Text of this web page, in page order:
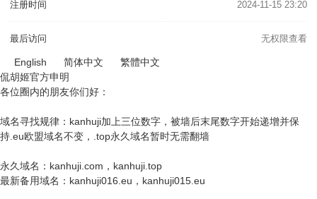
注册时间 2024-11-15 23:20
最后访问 无权限查看
English 简体中文
繁體中文
侃胡姬官方申明
各位圈内的朋友你们好：
域名寻找规律：kanhuji加上三位数字，被墙后末尾数字开始递增并保
持.eu欧盟域名不变，.top永久域名暂时无需翻墙
永久域名：kanhuji.com，kanhuji.top
最新备用域名：kanhuji016.eu，kanhuji015.eu